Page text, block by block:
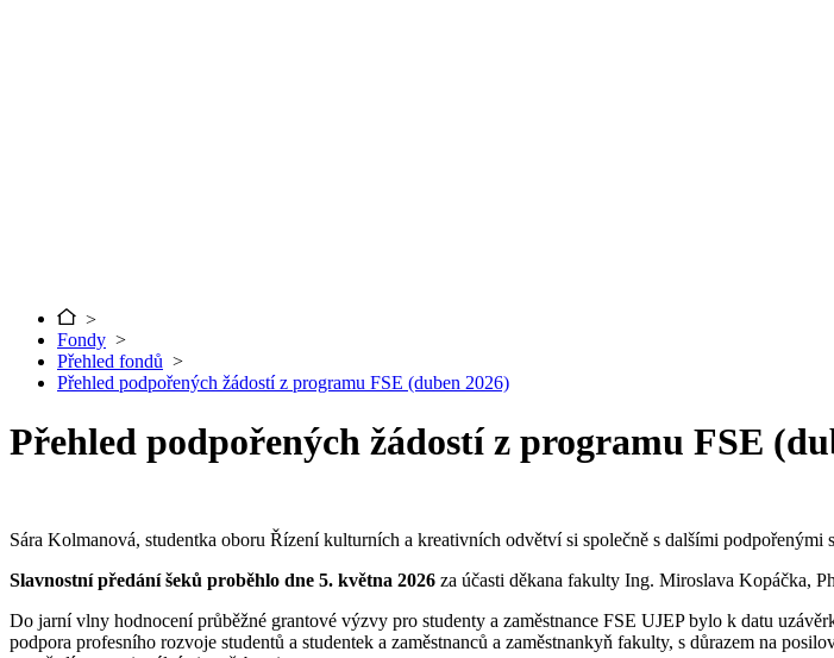
>
Fondy >
Přehled fondů >
Přehled podpořených žádostí z programu FSE (duben 2026)
Přehled podpořených žádostí z programu FSE
Sára Kolmanová, studentka oboru Řízení kulturních a kreativních odvětví si společně s dalšími
Slavnostní předání šeků proběhlo dne 5. května 2026 za účasti děkana fakulty Ing. Miroslava Kopáčka,
Do jarní vlny hodnocení průběžné grantové výzvy pro studenty a zaměstnance FSE UJEP bylo k datu
podpora profesního rozvoje studentů a studentek a zaměstnanců a zaměstnankyň fakulty, s důrazem na